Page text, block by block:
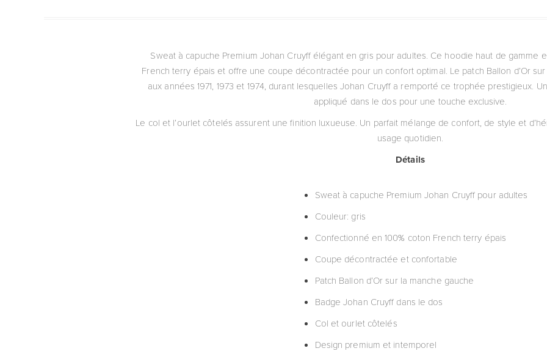
Sweat à capuche Premium Johan Cruyff élégant en gris pour adultes. Ce hoodie haut de gamme
French terry épais et offre une coupe décontractée pour un confort optimal. Le patch Ballon d’Or
aux années 1971, 1973 et 1974, durant lesquelles Johan Cruyff a remporté ce trophée prestigieux.
appliqué dans le dos pour une touche exclusive.
Le col et l’ourlet côtelés assurent une finition luxueuse. Un parfait mélange de confort, de style et
usage quotidien.
Détails
Sweat à capuche Premium Johan Cruyff pour adultes
Couleur: gris
Confectionné en 100% coton French terry épais
Coupe décontractée et confortable
Patch Ballon d’Or sur la manche gauche
Badge Johan Cruyff dans le dos
Col et ourlet côtelés
Design premium et intemporel